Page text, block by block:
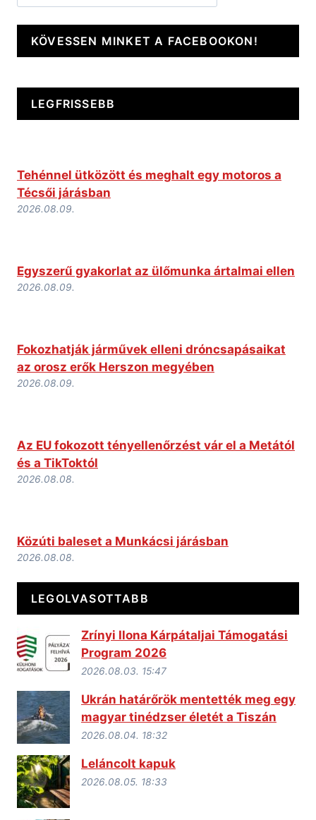
KÖVESSEN MINKET A FACEBOOKON!
LEGFRISSEBB
Tehénnel ütközött és meghalt egy motoros a
Técsői járásban
2026.08.09.
Egyszerű gyakorlat az ülőmunka ártalmai ellen
2026.08.09.
Fokozhatják járművek elleni dróncsapásaikat
az orosz erők Herszon megyében
2026.08.09.
Az EU fokozott tényellenőrzést vár el a Metától
és a TikToktól
2026.08.08.
Közúti baleset a Munkácsi járásban
2026.08.08.
LEGOLVASOTTABB
Zrínyi Ilona Kárpátaljai Támogatási
Program 2026
2026.08.03. 15:47
Ukrán határőrök mentették meg egy
magyar tinédzser életét a Tiszán
2026.08.04. 18:32
Leláncolt kapuk
2026.08.05. 18:33